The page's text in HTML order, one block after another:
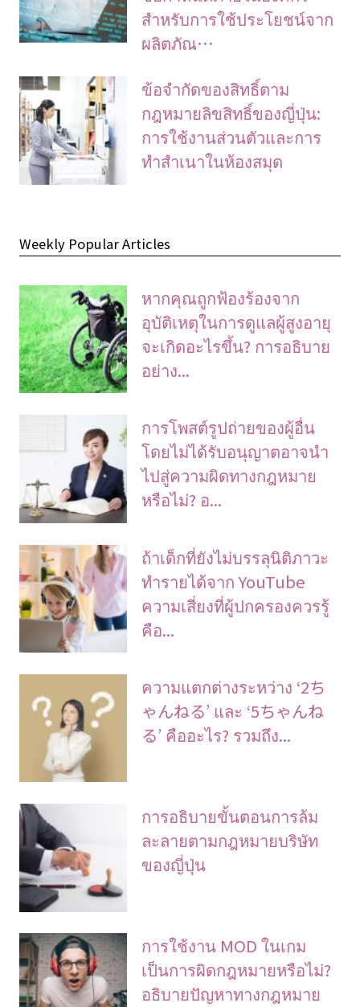
สำหรับการใช้ประโยชน์จาก
ผลิตภัณ…
ข้อจํากัดของสิทธิ์ตาม
กฎหมายลิขสิทธิ์ของญี่ปุ่น:
การใช้งานส่วนตัวและการ
ทําสําเนาในห้องสมุด
Weekly Popular Articles
หากคุณถูกฟ้องร้องจาก
อุบัติเหตุในการดูแลผู้สูงอายุ
จะเกิดอะไรขึ้น? การอธิบาย
อย่าง...
การโพสต์รูปถ่ายของผู้อื่น
โดยไม่ได้รับอนุญาตอาจนํา
ไปสู่ความผิดทางกฎหมาย
หรือไม่? อ...
ถ้าเด็กที่ยังไม่บรรลุนิติภาวะ
ทำรายได้จาก YouTube
ความเสี่ยงที่ผู้ปกครองควรรู้
คือ...
ความแตกต่างระหว่าง ‘2ち
ゃんねる’ และ ‘5ちゃんね
る’ คืออะไร? รวมถึง...
การอธิบายขั้นตอนการล้ม
ละลายตามกฎหมายบริษัท
ของญี่ปุ่น
การใช้งาน MOD ในเกม
เป็นการผิดกฎหมายหรือไม่?
อธิบายปัญหาทางกฎหมาย